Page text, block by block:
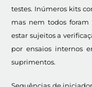
testes. Inúmeros kits
mas nem todos foram
estar sujeitos a
por ensaios internos
suprimentos.